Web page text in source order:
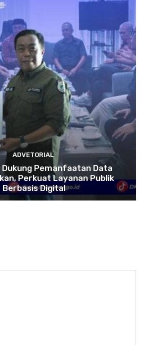
ADVETORIAL
Dukung Pemanfaatan Data
Perkuat Layanan Publik
Berbasis Digital